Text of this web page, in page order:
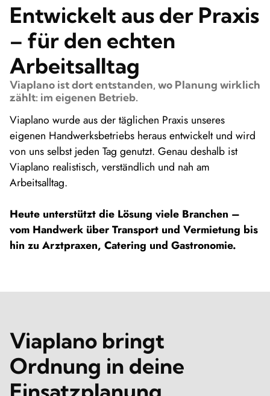
Entwickelt aus der Praxis
– für den echten
Arbeitsalltag
Viaplano ist dort entstanden, wo Planung wirklich
zählt: im eigenen Betrieb.
Viaplano wurde aus der täglichen Praxis unseres
eigenen Handwerksbetriebs heraus entwickelt und wird
von uns selbst jeden Tag genutzt. Genau deshalb ist
Viaplano realistisch, verständlich und nah am
Arbeitsalltag.
Heute unterstützt die Lösung viele Branchen –
vom Handwerk über Transport und Vermietung bis
hin zu Arztpraxen, Catering und Gastronomie.
Viaplano bringt
Ordnung in deine